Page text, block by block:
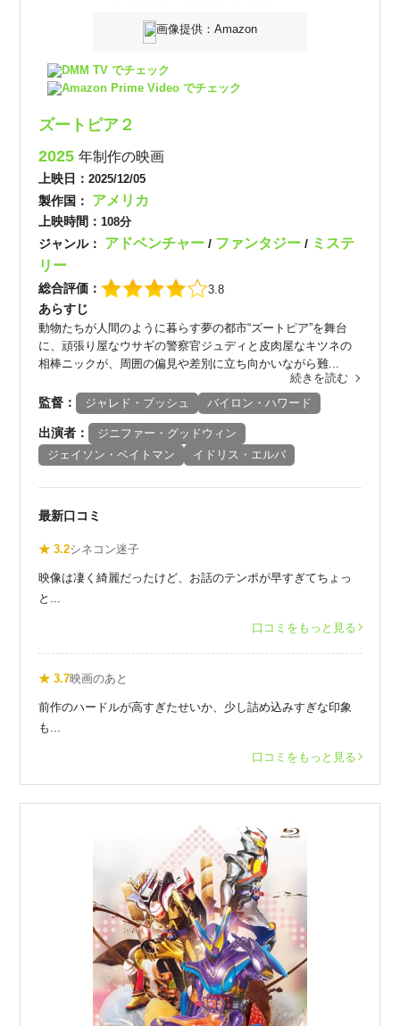
画像提供：Amazon
DMM TV でチェック
Amazon Prime Video でチェック
ズートピア２
2025年制作の映画
上映日：2025/12/05
製作国： アメリカ
上映時間： 108分
ジャンル： アドベンチャー/ ファンタジー/ ミステ
リー
総合評価： 3.8
あらすじ
動物たちが人間のように暮らす夢の都市“ズートピア”を舞台
に、頑張り屋なウサギの警察官ジュディと皮肉屋なキツネの
相棒ニックが、周囲の偏見や差別に立ち向かいながら難...
続きを読む
監督： ジャレド・ブッシュ バイロン・ハワード
出演者：
ジニファー・グッドウィン
ジェイソン・ベイトマン
イドリス・エルバ
最新口コミ
★ 3.2シネコン迷子
映像は凄く綺麗だったけど、お話のテンポが早すぎてちょっ
と...
口コミをもっと見る
★ 3.7映画のあと
前作のハードルが高すぎたせいか、少し詰め込みすぎな印象
も...
口コミをもっと見る